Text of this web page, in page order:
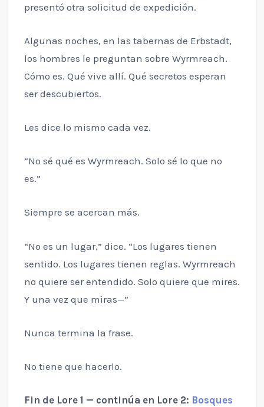
presentó otra solicitud de expedición.
Algunas noches, en las tabernas de Erbstadt,
los hombres le preguntan sobre Wyrmreach.
Cómo es. Qué vive allí. Qué secretos esperan
ser descubiertos.
Les dice lo mismo cada vez.
“No sé qué es Wyrmreach. Solo sé lo que no
es.”
Siempre se acercan más.
“No es un lugar,” dice. “Los lugares tienen
sentido. Los lugares tienen reglas. Wyrmreach
no quiere ser entendido. Solo quiere que mires.
Y una vez que miras—”
Nunca termina la frase.
No tiene que hacerlo.
Fin de Lore 1 — continúa en Lore 2: Bosques